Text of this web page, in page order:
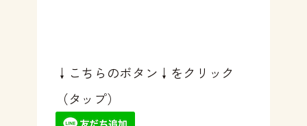
↓こちらのボタン↓をクリック
（タップ）